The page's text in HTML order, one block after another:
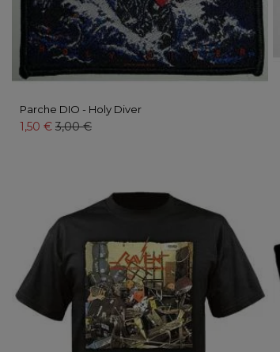
Parche DIO - Holy Diver
1,50 € 3,00 €